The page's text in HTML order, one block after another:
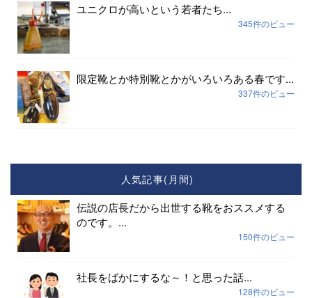
ユニクロが高いという若者たち...
345件のビュー
限定靴とか特別靴とかがいろいろある春です...
337件のビュー
人気記事(月間)
伝説の店長だから出世する靴をおススメする
のです。...
150件のビュー
社長をばかにするな～！と思った話...
128件のビュー